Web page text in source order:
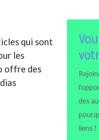
qui sont
les
offre des
des
liens !